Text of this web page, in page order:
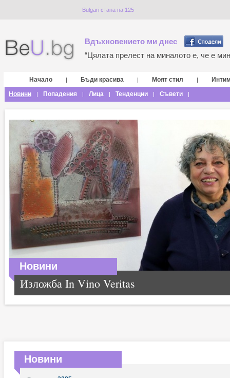
Bulgari стана на 125
Вдъхновението ми днес
“Цялата прелест на миналото е, че е
Начало | Бъди красива | Моят стил |
Новини
| Попадения | Лица | Тенденции | Съвети |
Новини
Изложба In Vino Veritas
Новини